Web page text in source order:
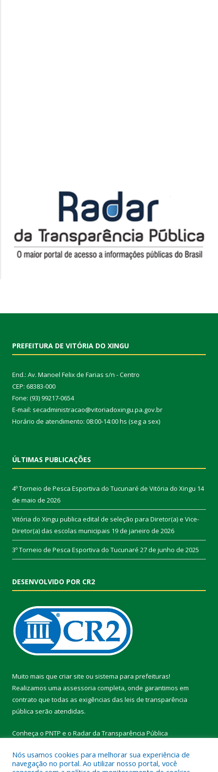
PREFEITURA DE VITÓRIA DO XINGU
End.: Av. Manoel Felix de Farias s/n - Centro
CEP: 68383-000
Fone: (93) 99217-0654
E-mail: secadministracao@vitoriadoxingu.pa.gov.br
Horário de atendimento: 08:00-14:00 hs (seg a sex)
ÚLTIMAS PUBLICAÇÕES
4º Torneio de Pesca Esportiva do Tucunaré de Vitória do Xingu 14
de maio de 2026
Vitória do Xingu publica edital de seleção para Diretor(a) e Vice-
Diretor(a) das escolas municipais 19 de janeiro de 2026
3º Torneio de Pesca Esportiva do Tucunaré 27 de junho de 2025
DESENVOLVIDO POR CR2
Muito mais que criar site ou sistema para prefeituras!
Realizamos uma assessoria completa, onde garantimos em
contrato que todas as exigências das leis de transparência
pública serão atendidas.
Conheça o PNTP e o Radar da Transparência Pública
Nós usamos cookies para melhorar sua experiência de
navegação no portal. Ao utilizar nosso portal, você